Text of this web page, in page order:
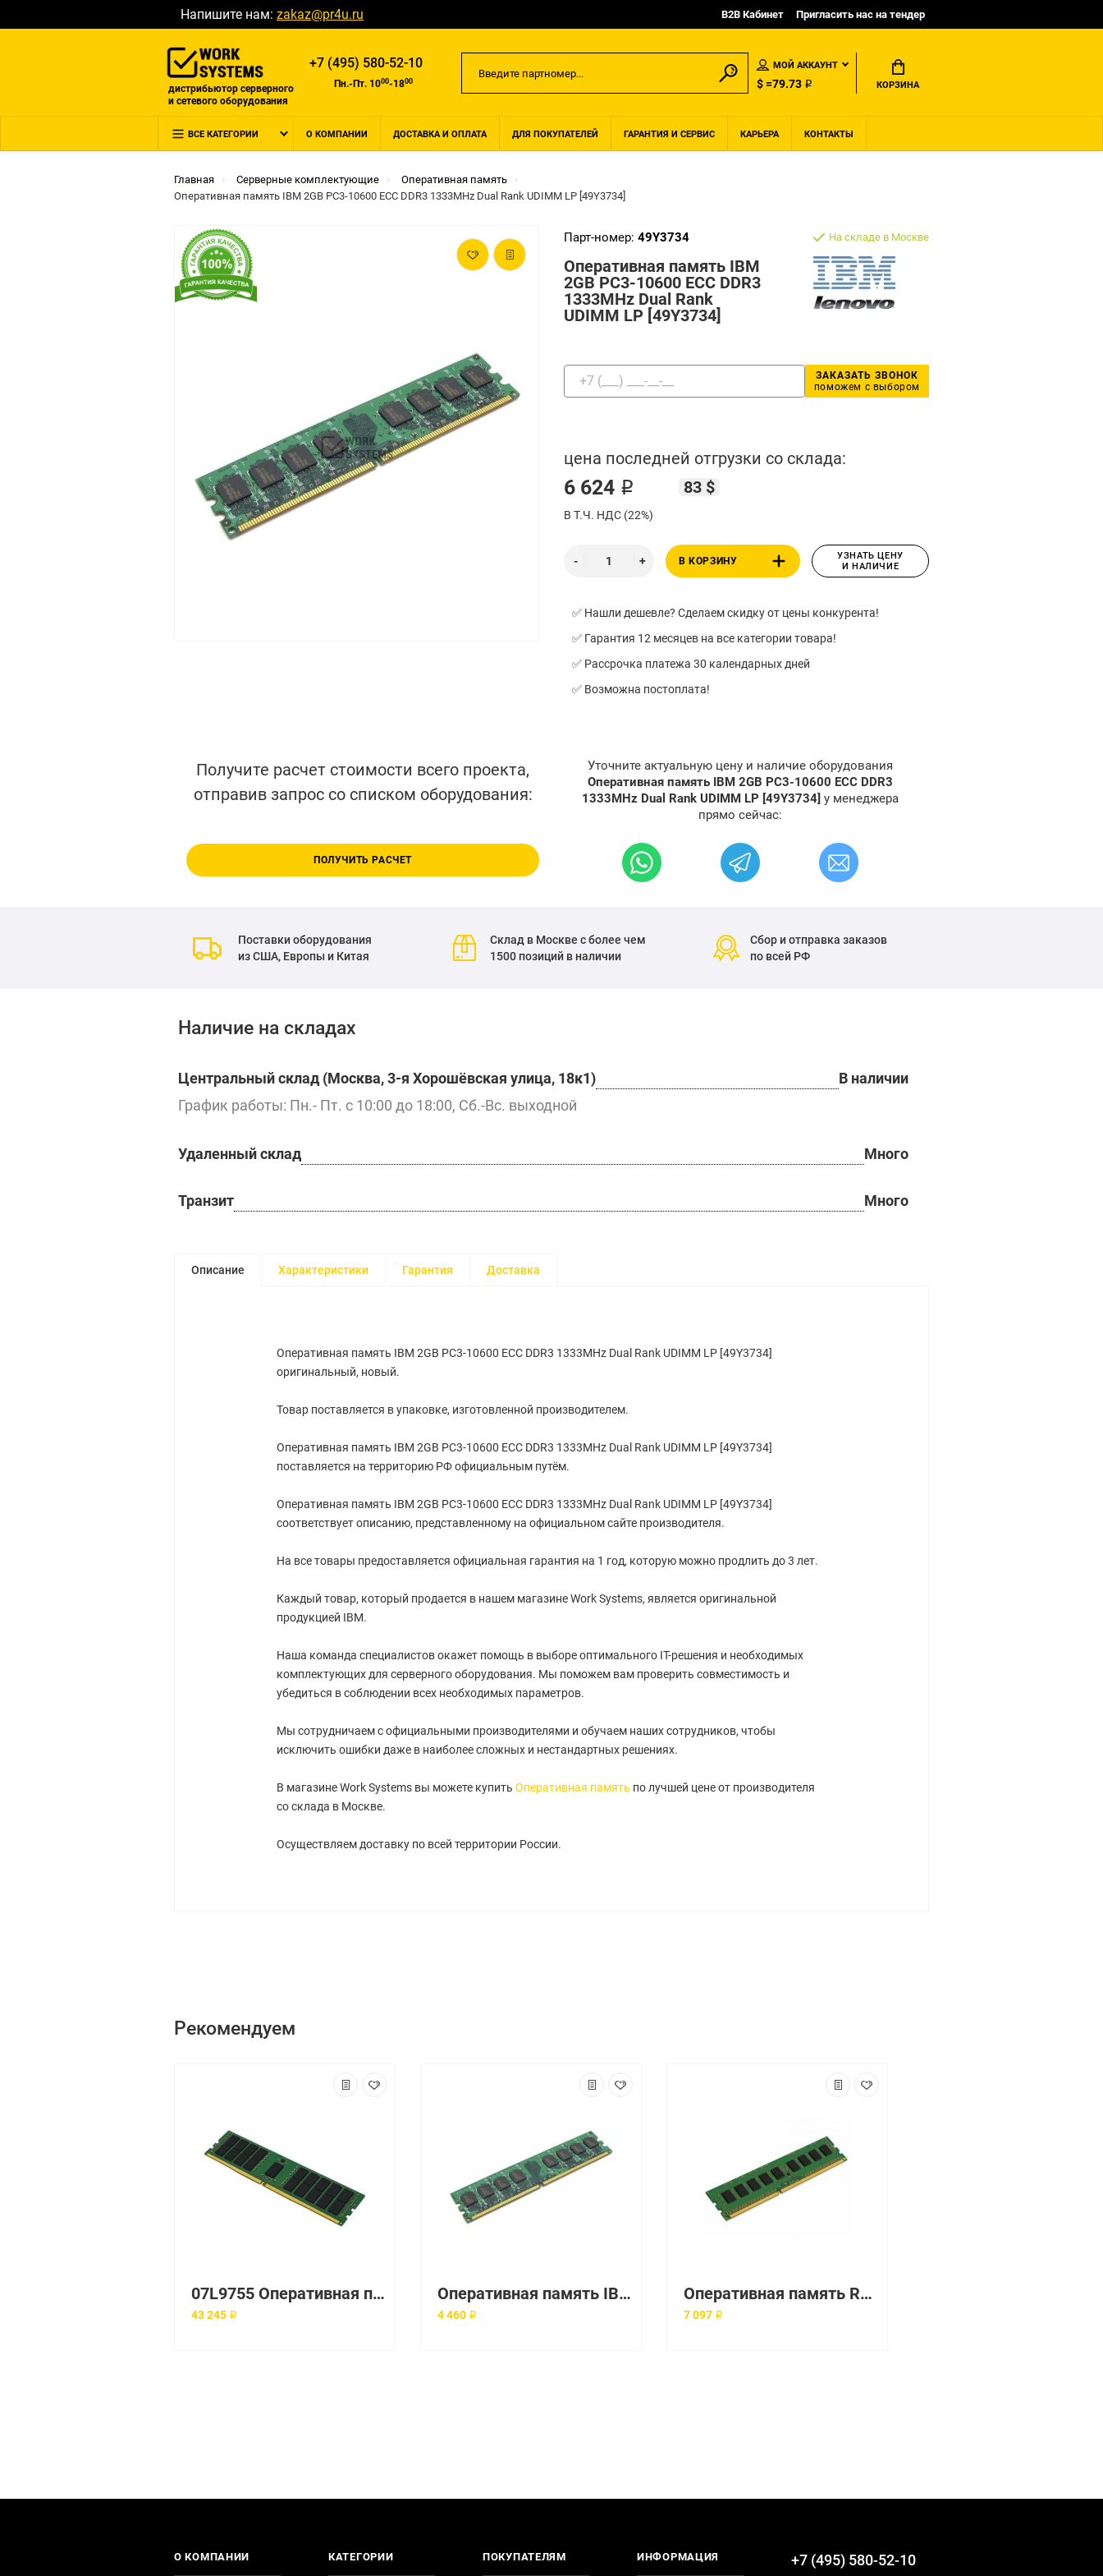
Напишите нам: zakaz@pr4u.ru B2B Кабинет Пригласить нас на тендер
дистрибьютор серверного
и сетевого оборудования
+7 (495) 580-52-10
Пн.-Пт. 1000-1800
МОЙ АККАУНТ
$ =79.73 ₽ КОРЗИНА
ВСЕ КАТЕГОРИИ О КОМПАНИИ ДОСТАВКА И ОПЛАТА ДЛЯ ПОКУПАТЕЛЕЙ ГАРАНТИЯ И СЕРВИС КАРЬЕРА КОНТАКТЫ
Главная Серверные комплектующие
Оперативная память
Оперативная память IBM 2GB PC3-10600 ECC DDR3 1333MHz Dual Rank UDIMM LP [49Y3734]
Парт-номер: 49Y3734
Оперативная память IBM
2GB PC3-10600 ECC DDR3
1333MHz Dual Rank
UDIMM LP [49Y3734]
На складе в Москве
ЗАКАЗАТЬ ЗВОНОК
поможем с выбором
цена последней отгрузки со склада:
6 624 ₽ 83 $
В Т.Ч. НДС (22%)
В КОРЗИНУ
УЗНАТЬ ЦЕНУ
И НАЛИЧИЕ
✅ Нашли дешевле? Сделаем скидку от цены конкурента!
✅ Гарантия 12 месяцев на все категории товара!
✅ Рассрочка платежа 30 календарных дней
✅ Возможна постоплата!
Получите расчет стоимости всего проекта,
отправив запрос со списком оборудования:
ПОЛУЧИТЬ РАСЧЕТ
Уточните актуальную цену и наличие оборудования
Оперативная память IBM 2GB PC3-10600 ECC DDR3
1333MHz Dual Rank UDIMM LP [49Y3734] у менеджера
прямо сейчас:
Поставки оборудования
из США, Европы и Китая
Склад в Москве с более чем
1500 позиций в наличии
Сбор и отправка заказов
по всей РФ
Наличие на складах
Центральный склад (Москва, 3-я Хорошёвская улица, 18к1)
В наличии
График работы: Пн.- Пт. с 10:00 до 18:00, Сб.-Вс. выходной
Удаленный склад Много
Транзит Много
Описание Характеристики Гарантия Доставка
Оперативная память IBM 2GB PC3-10600 ECC DDR3 1333MHz Dual Rank UDIMM LP [49Y3734]
оригинальный, новый.
Товар поставляется в упаковке, изготовленной производителем.
Оперативная память IBM 2GB PC3-10600 ECC DDR3 1333MHz Dual Rank UDIMM LP [49Y3734]
поставляется на территорию РФ официальным путём.
Оперативная память IBM 2GB PC3-10600 ECC DDR3 1333MHz Dual Rank UDIMM LP [49Y3734]
соответствует описанию, представленному на официальном сайте производителя.
На все товары предоставляется официальная гарантия на 1 год, которую можно продлить до 3 лет.
Каждый товар, который продается в нашем магазине Work Systems, является оригинальной
продукцией IBM.
Наша команда специалистов окажет помощь в выборе оптимального IT-решения и необходимых
комплектующих для серверного оборудования. Мы поможем вам проверить совместимость и
убедиться в соблюдении всех необходимых параметров.
Мы сотрудничаем с официальными производителями и обучаем наших сотрудников, чтобы
исключить ошибки даже в наиболее сложных и нестандартных решениях.
В магазине Work Systems вы можете купить Оперативная память по лучшей цене от производителя
со склада в Москве.
Осуществляем доставку по всей территории России.
Рекомендуем
07L9755 Оперативная память IBM (Lenovo)
43 245 ₽
Оперативная память IBM Express 4GB (1x4GB 1Rx4 1.35V) PC3L-12800 RDIMM [00D5024]
4 460 ₽
Оперативная память RAM DDR266 IBM 256Mb ECC LP PC2100 [38L4039]
7 097 ₽
О КОМПАНИИ КАТЕГОРИИ ПОКУПАТЕЛЯМ ИНФОРМАЦИЯ +7 (495) 580-52-10